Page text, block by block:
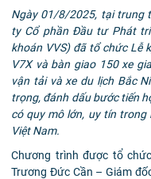
Ngày 01/8/2025, tại trung
ty Cổ phần Đầu tư Phát
khoán VVS) đã tổ chức Lễ
V7X và bàn giao 150 xe
vận tải và xe du lịch Bắc
trọng, đánh dấu bước tiến
có quy mô lớn, uy tín
Việt Nam.
Chương trình được tổ
Trương Đức Cần – Giám